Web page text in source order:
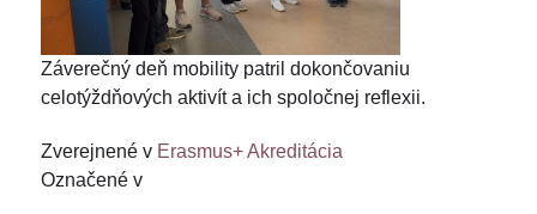
Záverečný deň mobility patril dokončovaniu
celotýždňových aktivít a ich spoločnej reflexii.
Zverejnené v Erasmus+ Akreditácia
Označené v